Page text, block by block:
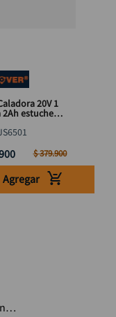
20V 1
2Ah estuche
$379.900
Agregar